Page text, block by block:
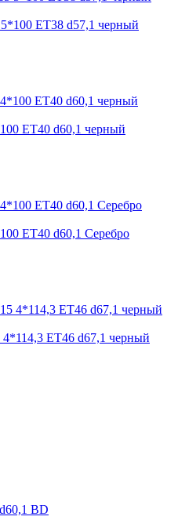
ET38 d57,1 черный
ET40 d60,1 черный
ET40 d60,1 Серебро
ET46 d67,1 черный
BD